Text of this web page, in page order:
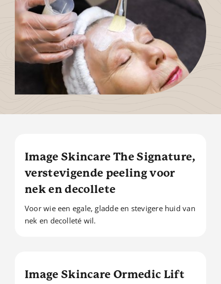
Image Skincare The Signature,
verstevigende peeling voor
nek en decollete
Voor wie een egale, gladde en stevigere huid van
nek en decolleté wil.
Image Skincare Ormedic Lift